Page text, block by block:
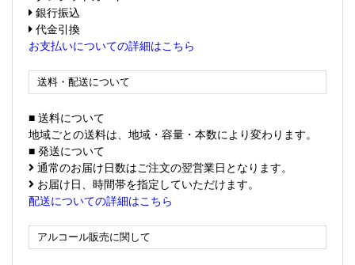
銀行振込
代金引換
お支払いについての詳細はこちら
送料・配送について
■ 送料について
地域ごとの送料は、地域・容量・本数により変わります。
■ 発送について
通常のお届け日数はご注文の翌営業日となります。
お届け日、時間帯を指定していただけます。
配送についての詳細はこちら
アルコール販売に関して